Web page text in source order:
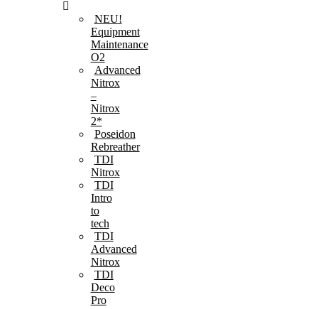
NEU!
Equipment
Maintenance
O2
Advanced
Nitrox
–
Nitrox
2*
Poseidon
Rebreather
TDI
Nitrox
TDI
Intro
to
tech
TDI
Advanced
Nitrox
TDI
Deco
Pro